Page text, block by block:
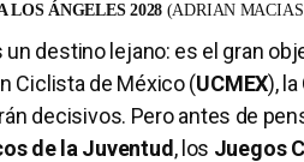
ÁNGELES 2028 (ADRIAN MACIAS
un destino lejano: es el gran
Ciclista de México (UCMEX), la
decisivos. Pero antes de
de la Juventud , los Juegos